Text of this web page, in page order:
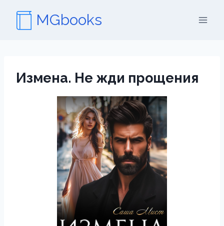
содержимому
MGbooks
Измена. Не жди прощения